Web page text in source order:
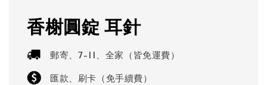
香榭圓錠 耳針
郵寄、7-11、全家（皆免運費）
匯款、刷卡（免手續費）